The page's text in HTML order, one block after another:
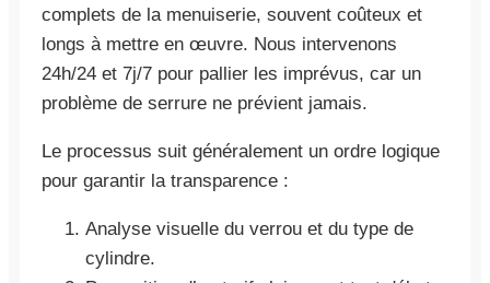
complets de la menuiserie, souvent coûteux et
longs à mettre en œuvre. Nous intervenons
24h/24 et 7j/7 pour pallier les imprévus, car un
problème de serrure ne prévient jamais.
Le processus suit généralement un ordre logique
pour garantir la transparence :
Analyse visuelle du verrou et du type de
cylindre.